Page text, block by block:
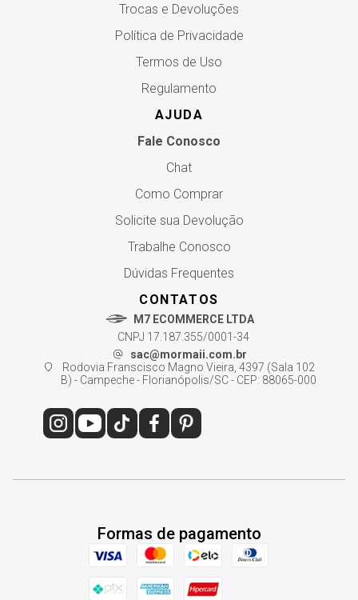
Trocas e Devoluções
Política de Privacidade
Termos de Uso
Regulamento
AJUDA
Fale Conosco
Chat
Como Comprar
Solicite sua Devolução
Trabalhe Conosco
Dúvidas Frequentes
CONTATOS
M7 ECOMMERCE LTDA
CNPJ 17.187.355/0001-34
sac@mormaii.com.br
Rodovia Franscisco Magno Vieira, 4397 (Sala 102
B) - Campeche - Florianópolis/SC - CEP: 88065-000
Formas de pagamento